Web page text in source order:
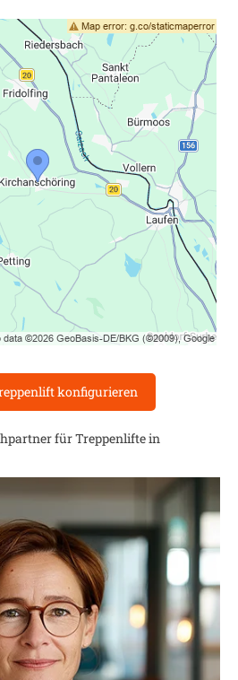
konfigurieren
für Treppenlifte in